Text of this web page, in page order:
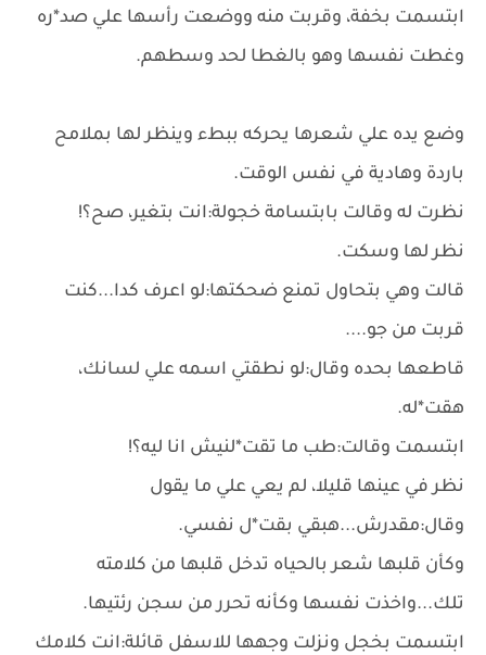
ابتسمت بخفة، وقربت منه ووضعت رأسها علي صد*ره
وغطت نفسها وهو بالغطا لحد وسطهم.
وضع يده علي شعرها يحركه ببطء وينظر لها بملامح
باردة وهادية في نفس الوقت.
نظرت له وقالت بابتسامة خجولة:انت بتغير، صح؟!
نظر لها وسكت.
قالت وهي بتحاول تمنع ضحكتها:لو اعرف كدا...كنت
قربت من جو....
قاطعها بحده وقال:لو نطقتي اسمه علي لسانك،
هقت*له.
ابتسمت وقالت:طب ما تقت*لنيش انا ليه؟!
نظر في عينها قليلا، لم يعي علي ما يقول
وقال:مقدرش...هبقي بقت*ل نفسي.
وكأن قلبها شعر بالحياه تدخل قلبها من كلامته
تلك...واخذت نفسها وكأنه تحرر من سجن رئتيها.
ابتسمت بخجل ونزلت وجهها للاسفل قائلة:انت كلامك